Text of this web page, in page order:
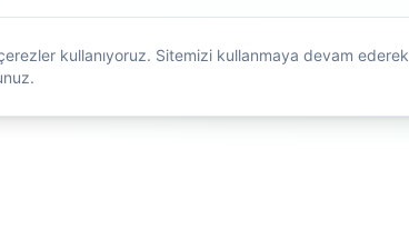
kullanıyoruz. Sitemizi kullanmaya devam ederek